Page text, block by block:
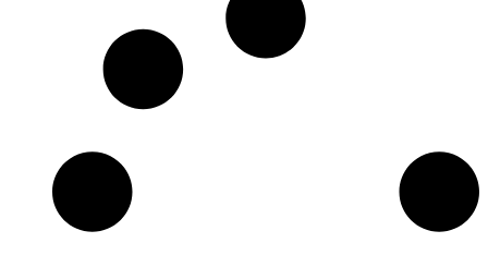
195.00 €.
159.00 €.